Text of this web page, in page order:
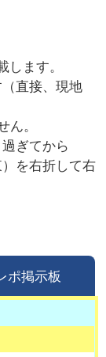
ます。
直接、現地
ん。
ぎてから
を右折して右
ポ掲示板